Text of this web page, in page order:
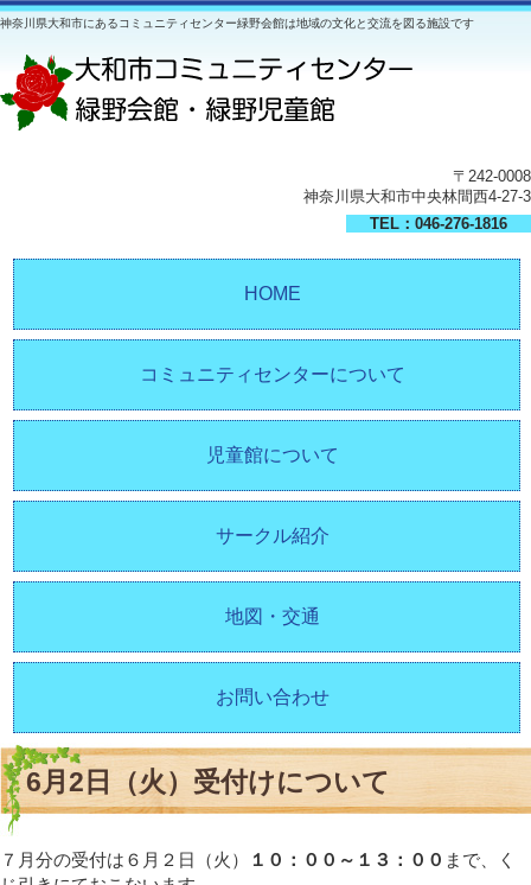
神奈川県大和市にあるコミュニティセンター緑野会館は地域の文化と交流を図る施設です
〒242-0008
神奈川県大和市中央林間西4-27-3
TEL：046-276-1816
HOME
コミュニティセンターについて
児童館について
サークル紹介
地図・交通
お問い合わせ
6月2日（火）受付けについて
７月分の受付は６月２日（火） １０：００～１３：００ まで、く